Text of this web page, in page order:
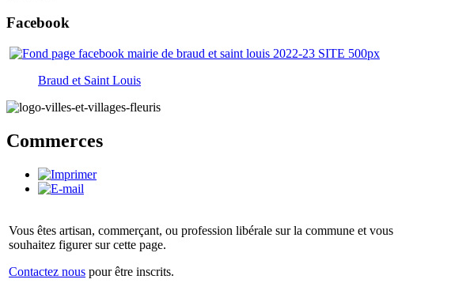
Facebook
Braud et Saint Louis
Commerces
Vous êtes artisan, commerçant, ou profession libérale sur la commune et vous
souhaitez figurer sur cette page.
Contactez nous pour être inscrits.